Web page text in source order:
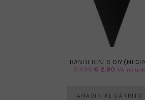
BANDERINES DIY
€4.90El
€ 2.90ElIVA
AÑADIR AL CARRITO